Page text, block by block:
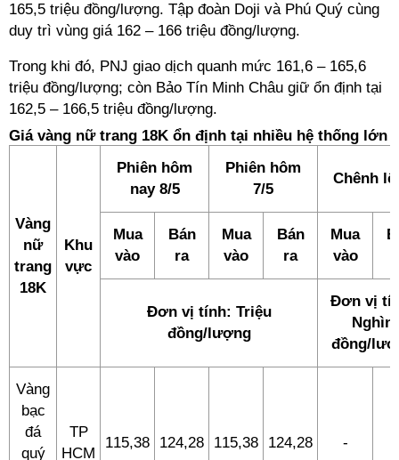
165,5 triệu đồng/lượng. Tập đoàn Doji và Phú Quý cùng
duy trì vùng giá 162 – 166 triệu đồng/lượng.
Trong khi đó, PNJ giao dịch quanh mức 161,6 – 165,6
triệu đồng/lượng; còn Bảo Tín Minh Châu giữ ổn định tại
162,5 – 166,5 triệu đồng/lượng.
Giá vàng nữ trang 18K ổn định tại nhiều hệ thống lớn
Vàng
nữ
trang
18K
Khu
vực
Phiên hôm
nay 8/5
Phiên hôm
7/5
Chênh
Mua
vào
Bán
ra
Mua
vào
Bán
ra
Mua
vào
Đơn vị tính: Triệu
đồng/lượng
Đơn vị
Nghìn
đồng/
Vàng
bạc
đá
quý
TP
HCM
115,38 124,28 115,38 124,28 -